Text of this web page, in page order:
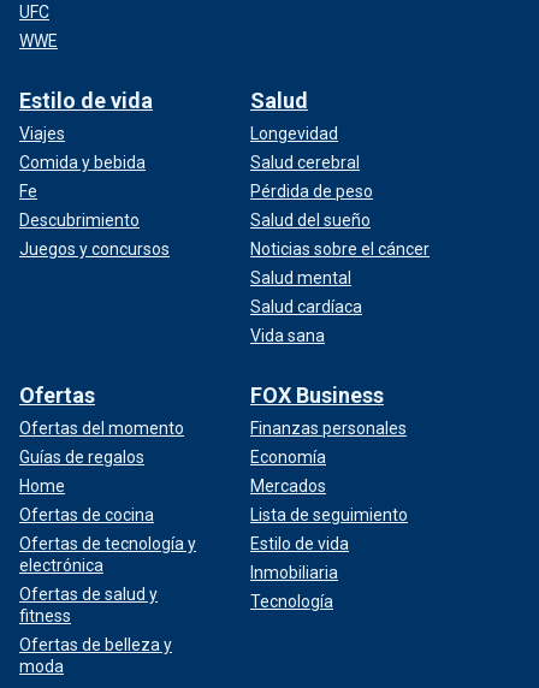
UFC
WWE
Estilo de vida
Viajes
Comida y bebida
Fe
Descubrimiento
Juegos y concursos
Salud
Longevidad
Salud cerebral
Pérdida de peso
Salud del sueño
Noticias sobre el cáncer
Salud mental
Salud cardíaca
Vida sana
Ofertas
Ofertas del momento
Guías de regalos
Home
Ofertas de cocina
Ofertas de tecnología y
electrónica
Ofertas de salud y
fitness
Ofertas de belleza y
moda
FOX Business
Finanzas personales
Economía
Mercados
Lista de seguimiento
Estilo de vida
Inmobiliaria
Tecnología